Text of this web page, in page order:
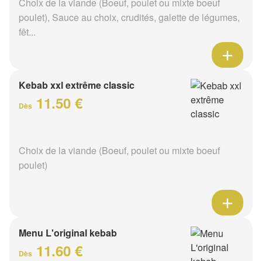
poulet), Sauce au choix, crudités, galette de légumes,
fêt...
Kebab xxl extrême classic
Dès 11.50 €
Choix de la viande (Boeuf, poulet ou mixte boeuf
poulet)
Menu L'original kebab
Dès 11.60 €